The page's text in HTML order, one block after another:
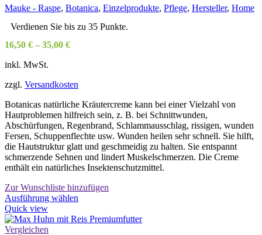
Mauke - Raspe, Botanica, Einzelprodukte, Pflege, Hersteller, Home
Verdienen Sie bis zu 35 Punkte.
16,50 € – 35,00 €
inkl. MwSt.
zzgl. Versandkosten
Botanicas natürliche Kräutercreme kann bei einer Vielzahl von
Hautproblemen hilfreich sein, z. B. bei Schnittwunden,
Abschürfungen, Regenbrand, Schlammausschlag, rissigen, wunden
Fersen, Schuppenflechte usw. Wunden heilen sehr schnell. Sie hilft,
die Hautstruktur glatt und geschmeidig zu halten. Sie entspannt
schmerzende Sehnen und lindert Muskelschmerzen. Die Creme
enthält ein natürliches Insektenschutzmittel.
Zur Wunschliste hinzufügen
Ausführung wählen
weist
Quick view
Vergleichen